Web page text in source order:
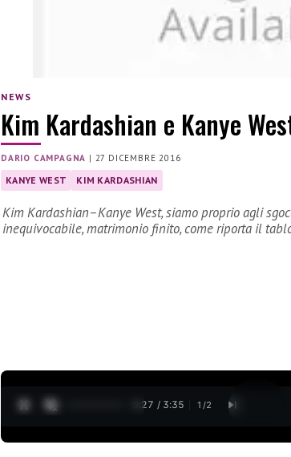
NEWS
Kim Kardashian e Kanye
DARIO CAMPAGNA | 27 DICEMBRE 2016
KANYE WEST KIM KARDASHIAN
Kim Kardashian–Kanye West, siamo proprio agli
inequivocabile, matrimonio finito, come riporta il
0:28 / 3:35 1 /2